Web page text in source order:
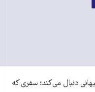
دنبال می‌کند؛ سفری که